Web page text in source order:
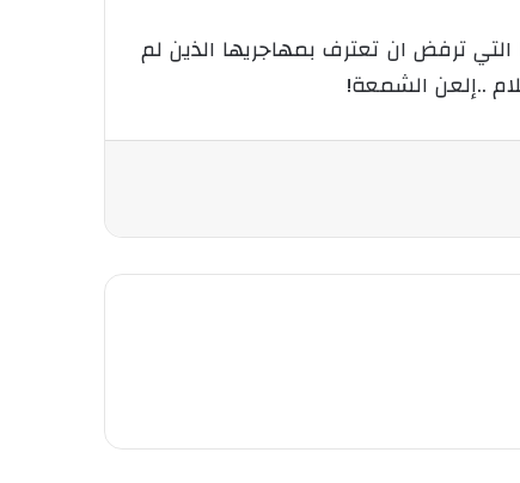
التي ترفض ان تعترف بمهاجريها الذين لم
..إلعن الشمعة!